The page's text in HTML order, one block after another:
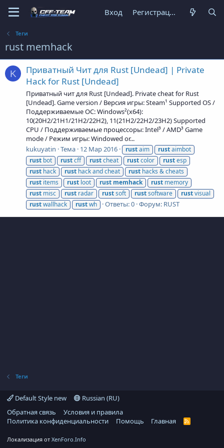
Вход Регистрация
Теги
rust memhack
K
Приватный Чит для Rust [Undead] | Private
Hack for Rust [Undead]
Приватный чит для Rust [Undead]. Private cheat for Rust
[Undead]. Game version / Версия игры: Steam¹ Supported OS /
Поддерживаемые ОС: Windows²(x64):
10(20H2/21H1/21H2/22H2), 11(21H2/22H2/23H2) Supported
CPU / Поддерживаемые процессоры: Intel³ / AMD³ Game
mode / Режим игры: Windowed or...
kukuyatin Тема 12 Мар 2016 rustaim rustaimbot
rust bot rustcff rustcheat rustcolor rustesp
rust hack rust hack and cheat rust hacks & cheats
rust items rust loot rust memhack rust memory
rust misc rust radar rustsoft rustsoftware rustvisual
rustwallhack rustwh Ответы: 0 Форум: RUST
Теги
Default Style new
Russian (RU)
Обратная связь
Условия и правила
Политика конфиденциальности
Помощь Главная
R
Локализация от XenForo.Info